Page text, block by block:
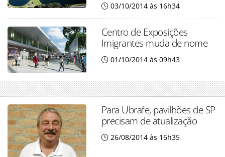
03/10/2014 às 16h34
Centro de Exposições
Imigrantes muda de nome
01/10/2014 às 09h43
Para Ubrafe, pavilhões de SP
precisam de atualização
26/08/2014 às 16h35